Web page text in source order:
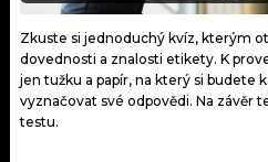
Zkuste si jednoduchý kvíz, kterým
dovednosti a znalosti etikety. K
jen tužku a papír, na který si budete
vyznačovat své odpovědi. Na závěr
testu.